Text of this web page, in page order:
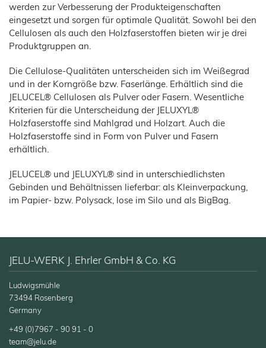
Fleisch und Wurstwaren
Teigwaren
Süßwaren
Instantprodukte / Gewürze
Produkte
JELUCEL® Pflanzenfasern
JELUCEL® WF – Weizenfaser
Futtermittel
Schweine
Heimtiernahrung
Kleintiere
und
Produkte
und
Lignocellulose
Cosycat®
Technische Industrie
Übersicht
Bauchemie
Mörtel und Putz
Fliesenkleber
Bodenbeläge
werden zur Verbesserung der Produkteigenschaften
eingesetzt und sorgen für optimale Qualität. Sowohl bei den
Cellulosen als auch den Holzfaserstoffen bieten wir je drei
Produktgruppen an.
Die Cellulose-Qualitäten unterscheiden sich im Weißegrad
und in der Korngröße bzw. Faserlänge. Erhältlich sind die
JELUCEL® Cellulosen als Pulver oder Fasern. Wesentliche
Kriterien für die Unterscheidung der JELUXYL®
Holzfaserstoffe sind Mahlgrad und Holzart. Auch die
Holzfaserstoffe sind in Form von Pulver und Fasern
erhältlich.
JELUCEL® und JELUXYL® sind in unterschiedlichsten
Gebinden und Behältnissen lieferbar: als Kleinverpackung,
im Papier- bzw. Polysack, lose im Silo und als BigBag.
JELU-WERK J. Ehrler GmbH & Co. KG
Ludwigsmühle
73494 Rosenberg
Germany
+49 (0)7967 - 90 91 - 0
team@jelu.de